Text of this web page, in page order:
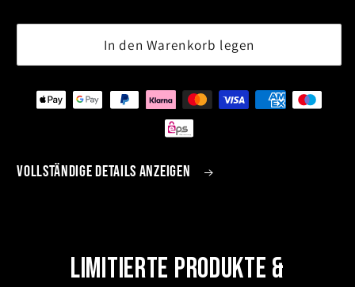
In den Warenkorb legen
Vollständige Details anzeigen
Limitierte Produkte &